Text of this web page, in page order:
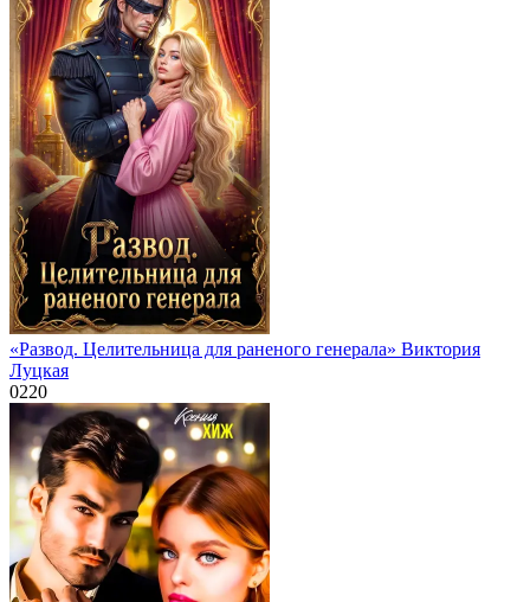
«Развод. Целительница для раненого генерала» Виктория
Луцкая
0220